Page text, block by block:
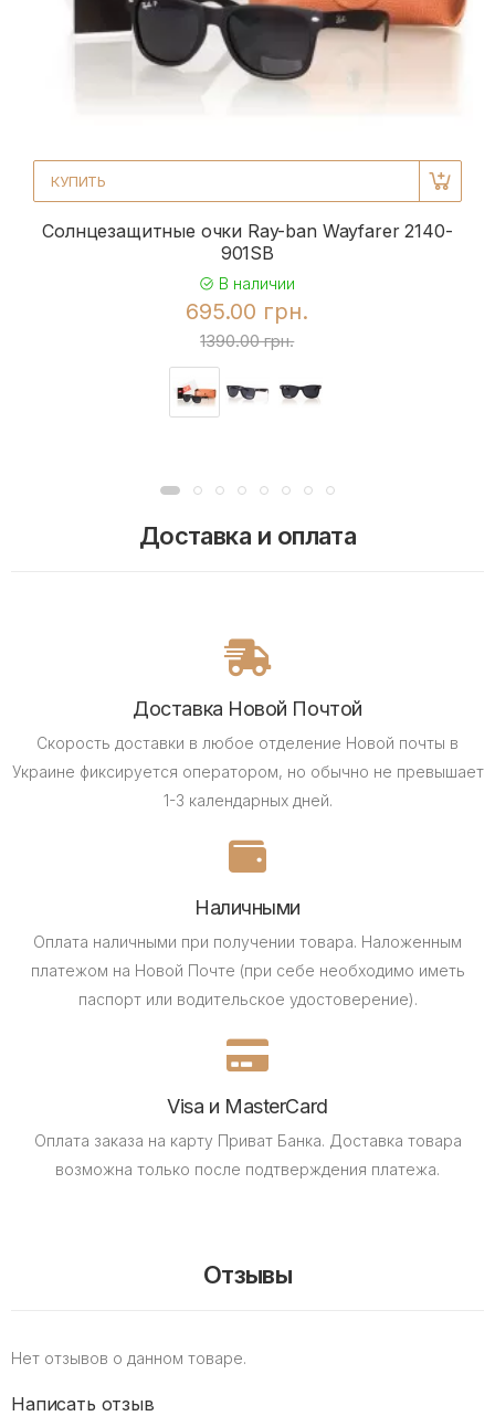
КУПИТЬ
Солнцезащитные очки Ray-ban Wayfarer 2140-
901SB
В наличии
695.00 грн.
1390.00 грн.
Доставка и оплата
Доставка Новой Почтой
Скорость доставки в любое отделение Новой почты в
Украине фиксируется оператором, но обычно не превышает
1-3 календарных дней.
Наличными
Оплата наличными при получении товара. Наложенным
платежом на Новой Почте (при себе необходимо иметь
паспорт или водительское удостоверение).
Visa и MasterCard
Оплата заказа на карту Приват Банка. Доставка товара
возможна только после подтверждения платежа.
Отзывы
Нет отзывов о данном товаре.
Написать отзыв